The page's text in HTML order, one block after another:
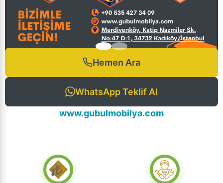
Hemen Ara
WhatsApp Teklif Al
www.gubulmobilya.com